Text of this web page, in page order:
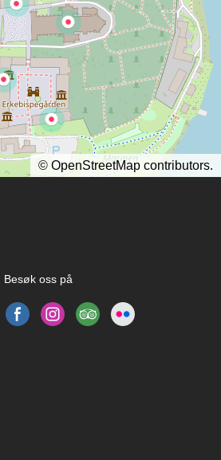
Besøk oss på
© OpenStreetMap contributors.